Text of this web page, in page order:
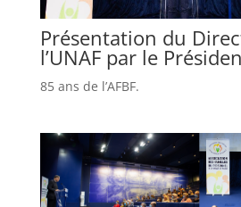
Présentation du
l’UNAF par le
85 ans de l’AFBF.